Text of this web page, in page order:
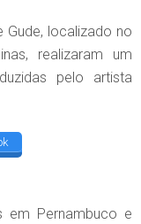
localizado no
realizaram um
pelo artista
em Pernambuco e